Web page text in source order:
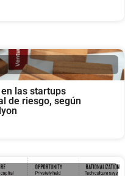
las startups
de riesgo, según